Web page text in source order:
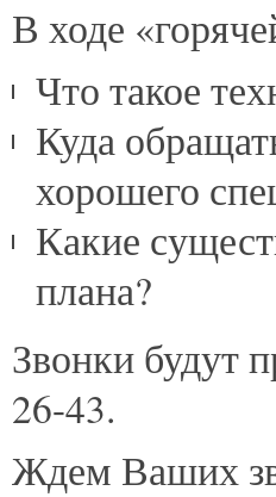
В ходе
Что такое
Куда
хорошего
Какие
плана?
Звонки будут
26-43.
Ждем Ваших